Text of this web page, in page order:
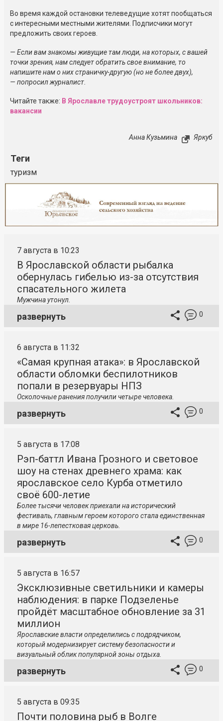
Во время каждой остановки телеведущие хотят пообщаться
с интересными местными жителями. Подписчики могут
предложить своих героев.
— Если вам знакомы живущие там люди, на которых, с вашей
точки зрения, нам следует обратить свое внимание, то
напишите нам о нихстраничку-другую(но не более двух),
— попросил журналист.
Читайте также: В Ярославле трудоустроят школьников:
вакансии
Анна Кузьмина Яркуб
Теги
туризм
7 августа в 10:23
В Ярославской области рыбалка
обернулась гибелью из-за отсутствия
спасательного жилета
Мужчина утонул.
развернуть 0
6 августа в 11:32
«Самая крупная атака»: в Ярославской
области обломки беспилотников
попали в резервуары НПЗ
Осколочные ранения получили четыре человека.
развернуть 0
5 августа в 17:08
Рэп-баттл Ивана Грозного и световое
шоу на стенах древнего храма: как
ярославское село Курба отметило
своё 600-летие
Более тысячи человек приехали на исторический
фестиваль, главным героем которого стала единственная
в мире 16-лепестковая церковь.
развернуть 0
5 августа в 16:57
Эксклюзивные светильники и камеры
наблюдения: в парке Подзеленье
пройдёт масштабное обновление за 31
миллион
Ярославские власти определились с подрядчиком,
который модернизирует систему безопасности и
визуальный облик популярной зоны отдыха.
развернуть 0
5 августа в 09:35
Почти половина рыб в Волге